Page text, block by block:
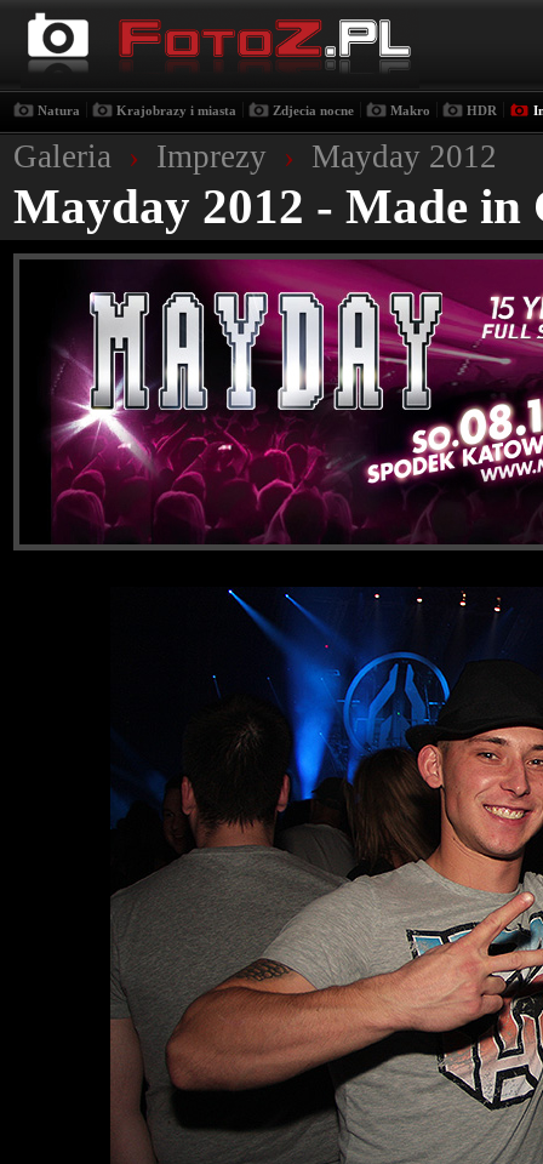
Natura Krajobrazy i miasta Zdjecia nocne Makro HDR
Galeria › Imprezy › Mayday 2012
Mayday 2012 - Made in